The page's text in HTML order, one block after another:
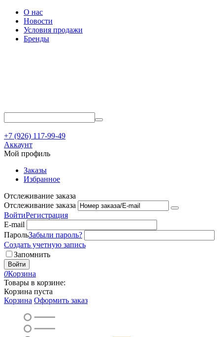
О нас
Новости
Условия продажи
Бренды
+7 (926) 117-99-49
Аккаунт
Мой профиль
Заказы
Избранное
Отслеживание заказа
Отслеживание заказа
ВойтиРегистрация
E-mail
ПарольЗабыли пароль?
Создать учетную запись
Запомнить
Войти
0Корзина
Товары в корзине:
Корзина пуста
Корзина Оформить заказ